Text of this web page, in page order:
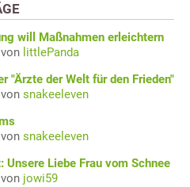
will Maßnahmen erleichtern
littlePanda
"Ärzte der Welt für den Frieden"
snakeeleven
snakeeleven
Unsere Liebe Frau vom Schnee
jowi59